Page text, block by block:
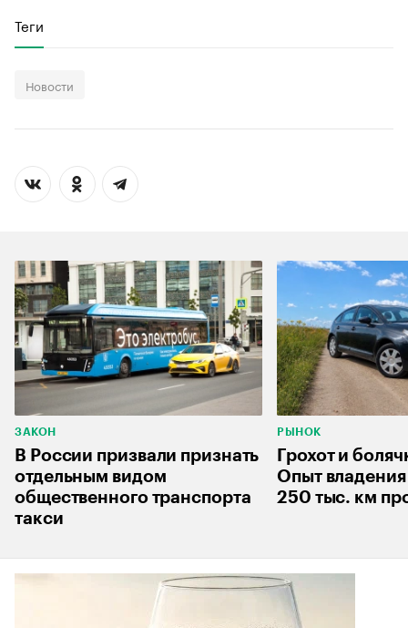
Теги
Новости
ЗАКОН
В России призвали признать
отдельным видом
общественного транспорта
такси
РЫНОК
Грохот и
Опыт
250 тыс. км